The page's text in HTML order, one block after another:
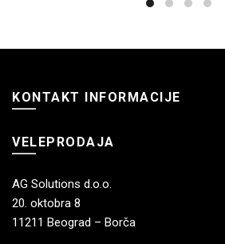
KONTAKT INFORMACIJE
VELEPRODAJA
AG Solutions d.o.o.
20. oktobra 8
11211 Beograd – Borča